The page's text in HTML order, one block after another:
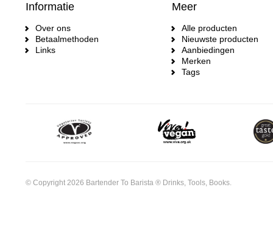
Informatie
Over ons
Betaalmethoden
Links
Meer
Alle producten
Nieuwste producten
Aanbiedingen
Merken
Tags
© Copyright 2026 Bartender To Barista ® Drinks, Tools, Books.